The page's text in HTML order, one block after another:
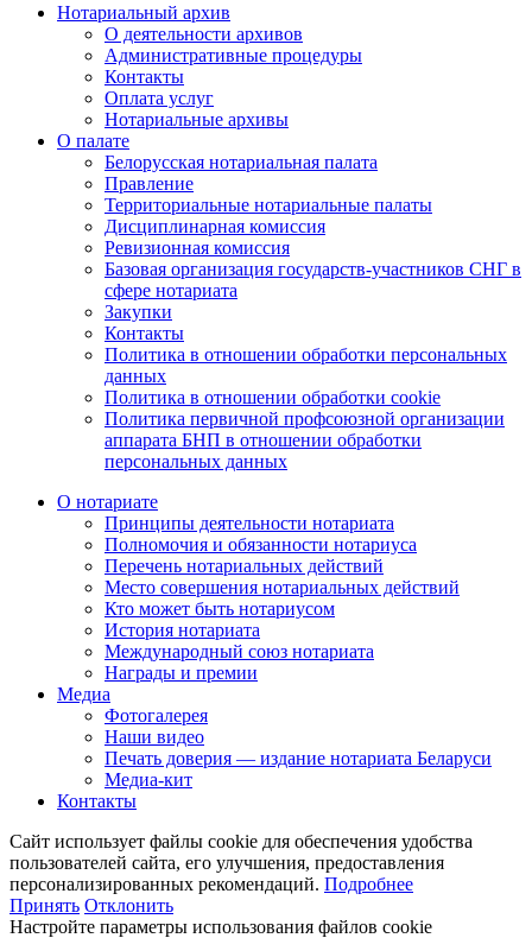
Нотариальный архив
О деятельности архивов
Административные процедуры
Контакты
Оплата услуг
Нотариальные архивы
О палате
Белорусская нотариальная палата
Правление
Территориальные нотариальные палаты
Дисциплинарная комиссия
Ревизионная комиссия
Базовая организация государств-участников СНГ в
сфере нотариата
Закупки
Контакты
Политика в отношении обработки персональных
данных
Политика в отношении обработки cookie
Политика первичной профсоюзной организации
аппарата БНП в отношении обработки
персональных данных
О нотариате
Принципы деятельности нотариата
Полномочия и обязанности нотариуса
Перечень нотариальных действий
Место совершения нотариальных действий
Кто может быть нотариусом
История нотариата
Международный союз нотариата
Награды и премии
Медиа
Фотогалерея
Наши видео
Печать доверия — издание нотариата Беларуси
Медиа-кит
Контакты
Сайт использует файлы cookie для обеспечения удобства
пользователей сайта, его улучшения, предоставления
персонализированных рекомендаций. Подробнее
Принять Отклонить
Настройте параметры использования файлов cookie